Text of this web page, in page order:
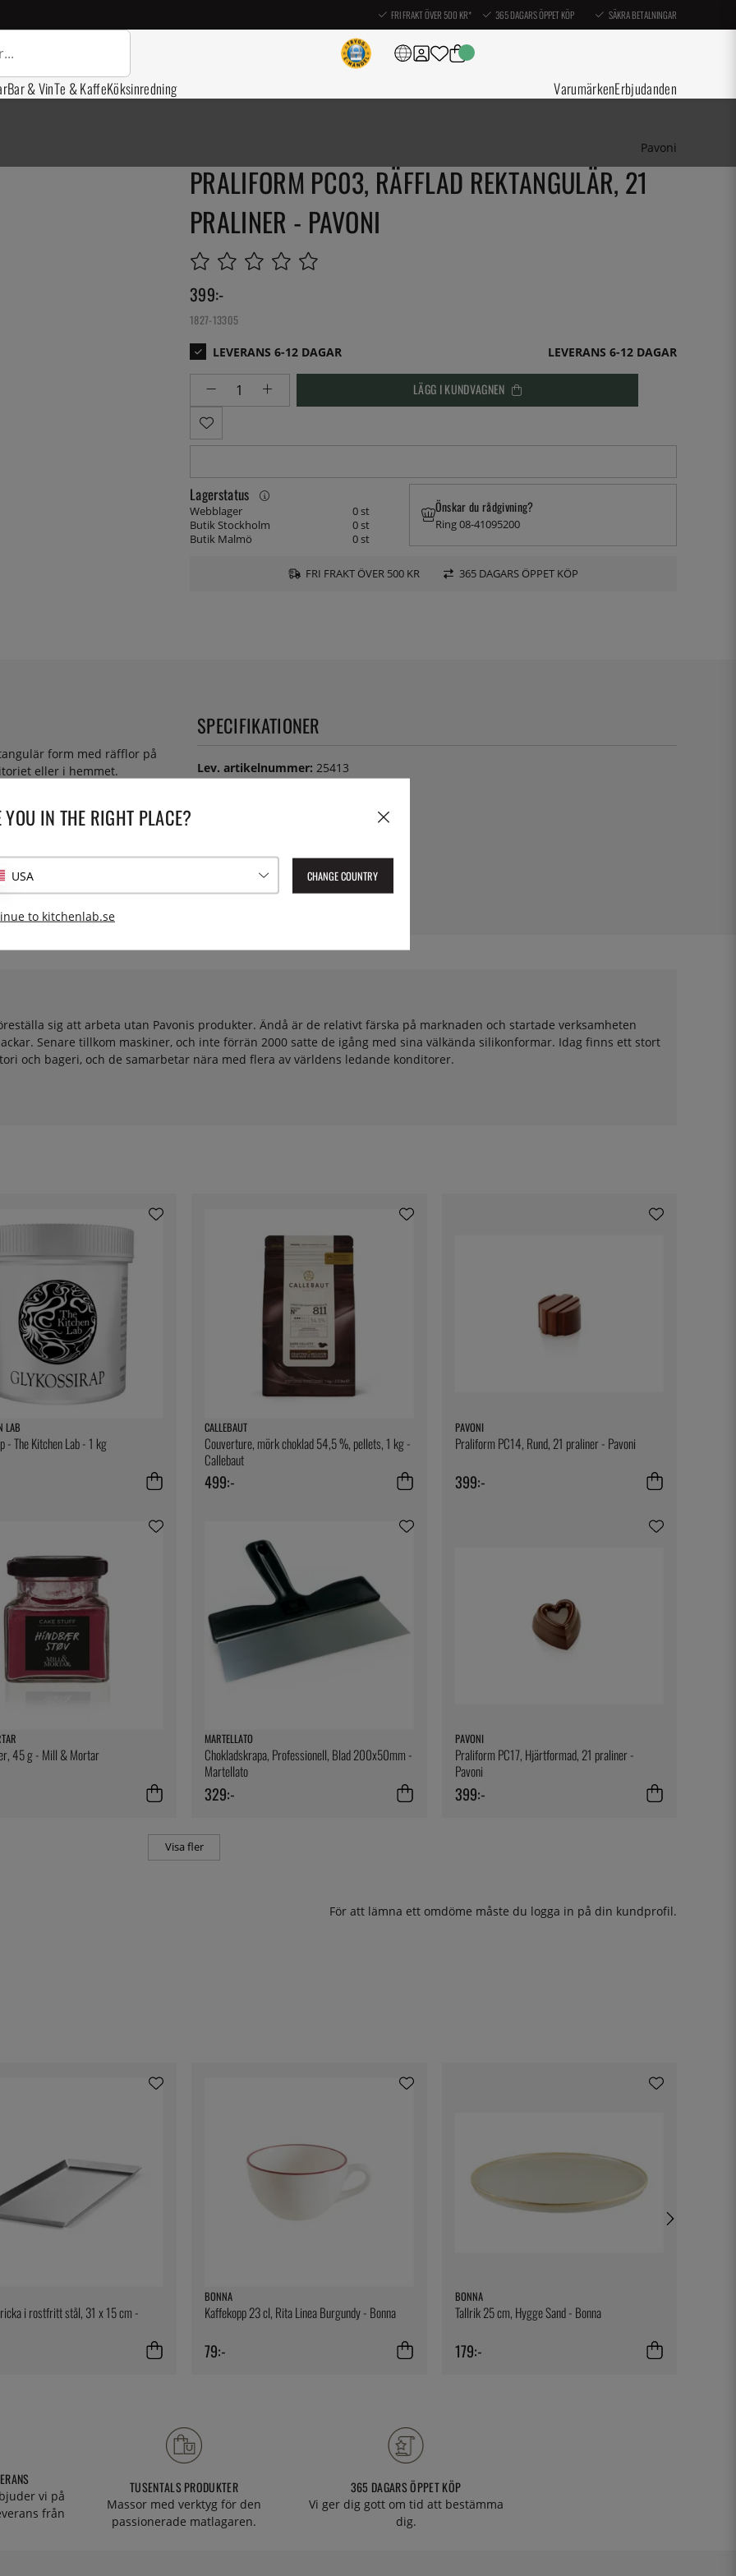
FRI FRAKT ÖVER 500 KR* 365 DAGARS ÖPPET KÖP SÄKRA BETALNINGAR
Bar & VinTe & KaffeKöksinredning VarumärkenErbjudanden
Pavoni
PRALIFORM PC03, RÄFFLAD REKTANGULÄR, 21
PRALINER - PAVONI
399:-
1827-13305
LEVERANS 6-12 DAGAR
LÄGG I KUNDVAGNEN
Lagerstatus
Webblager
0 st
Butik Stockholm
0 st
Butik Malmö
0 st
Önskar du rådgivning?
Ring 08-41095200
FRI FRAKT ÖVER 500 KR 365 DAGARS ÖPPET KÖP
form med räfflor på
eller i hemmet.
SPECIFIKATIONER
Lev. artikelnummer: 25413
sig att arbeta utan Pavonis produkter. Ändå är de relativt färska på marknaden och startade verksamheten
Senare tillkom maskiner, och inte förrän 2000 satte de igång med sina välkända silikonformar. Idag finns ett stort
och bageri, och de samarbetar nära med flera av världens ledande konditorer.
LAB
- The Kitchen Lab - 1 kg
CALLEBAUT
Couverture, mörk choklad 54,5 %, pellets, 1 kg -
Callebaut
499:-
PAVONI
Praliform PC14, Rund, 21 praliner - Pavoni
399:-
45 g - Mill & Mortar
MARTELLATO
Chokladskrapa, Professionell, Blad 200x50mm -
Martellato
329:-
PAVONI
Praliform PC17, Hjärtformad, 21 praliner -
Pavoni
399:-
Visa fler
För att lämna ett omdöme måste du logga in på din kundprofil.
i rostfritt stål, 31 x 15 cm -
BONNA
Kaffekopp 23 cl, Rita Linea Burgundy - Bonna
79:-
BONNA
Tallrik 25 cm, Hygge Sand - Bonna
179:-
vi på
från
TUSENTALS PRODUKTER
Massor med verktyg för den
passionerade matlagaren.
365 DAGARS ÖPPET KÖP
Vi ger dig gott om tid att bestämma
dig.
YOU IN THE RIGHT PLACE?
USA CHANGE COUNTRY
to kitchenlab.se